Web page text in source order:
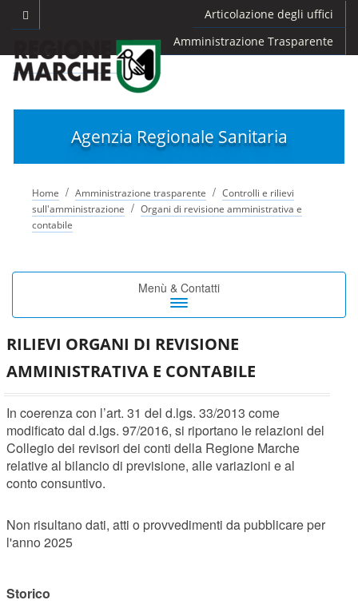
Articolazione degli uffici
Amministrazione Trasparente
Agenzia Regionale Sanitaria
Home / Amministrazione trasparente / Controlli e rilievi
sull'amministrazione / Organi di revisione amministrativa e
contabile
Toggle
navigation
Menù & Contatti
RILIEVI ORGANI DI REVISIONE
AMMINISTRATIVA E CONTABILE
In coerenza con l’art. 31 del d.lgs. 33/2013 come
modificato dal d.lgs. 97/2016, si riportano le relazioni del
Collegio dei revisori dei conti della Regione Marche
relative al bilancio di previsione, alle variazioni e al
conto consuntivo.
Non risultano dati, atti o provvedimenti da pubblicare per
l'anno 2025
Storico